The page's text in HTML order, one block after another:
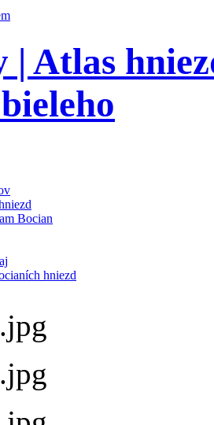
Bocian
hniezd